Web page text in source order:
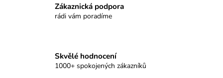
Zákaznická podpora
rádi vám poradíme
Skvělé hodnocení
1000+ spokojených zákazníků